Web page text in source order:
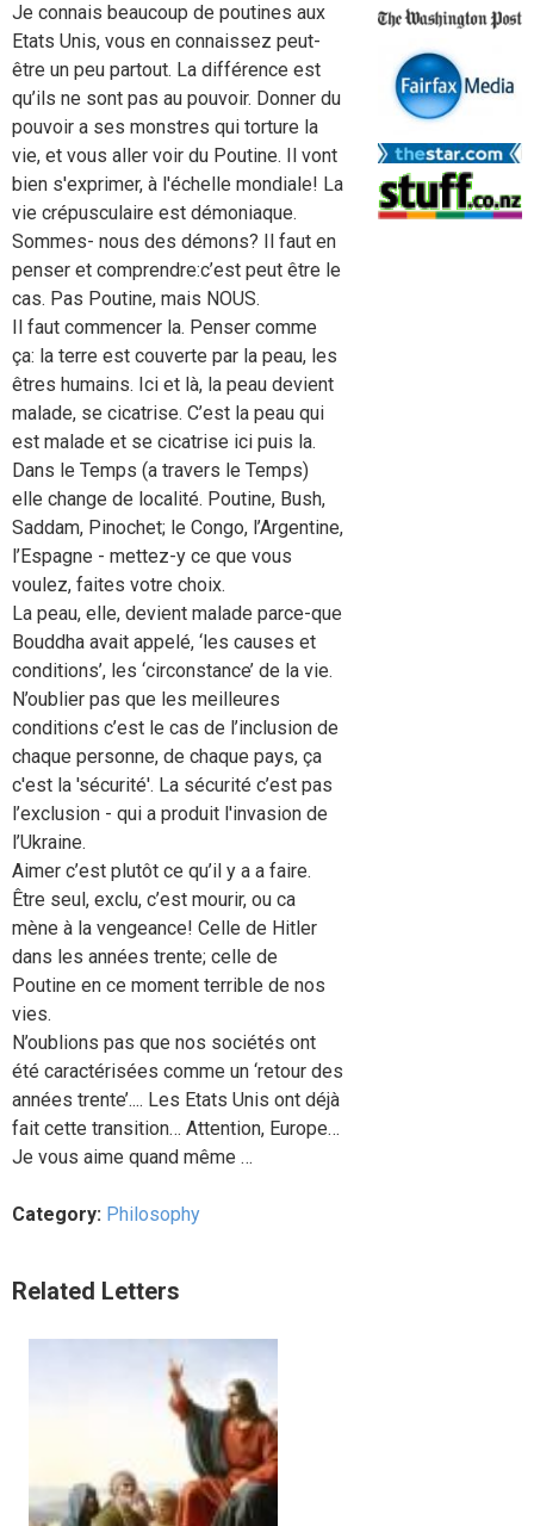
Je connais beaucoup de poutines aux
Etats Unis, vous en connaissez peut-
être un peu partout. La différence est
qu’ils ne sont pas au pouvoir. Donner du
pouvoir a ses monstres qui torture la
vie, et vous aller voir du Poutine. Il vont
bien s'exprimer, à l'échelle mondiale! La
vie crépusculaire est démoniaque.
Sommes- nous des démons? Il faut en
penser et comprendre:c’est peut être le
cas. Pas Poutine, mais NOUS.
Il faut commencer la. Penser comme
ça: la terre est couverte par la peau, les
êtres humains. Ici et là, la peau devient
malade, se cicatrise. C’est la peau qui
est malade et se cicatrise ici puis la.
Dans le Temps (a travers le Temps)
elle change de localité. Poutine, Bush,
Saddam, Pinochet; le Congo, l’Argentine,
l’Espagne - mettez-y ce que vous
voulez, faites votre choix.
La peau, elle, devient malade parce-que
Bouddha avait appelé, ‘les causes et
conditions’, les ‘circonstance’ de la vie.
N’oublier pas que les meilleures
conditions c’est le cas de l’inclusion de
chaque personne, de chaque pays, ça
c'est la 'sécurité'. La sécurité c’est pas
l’exclusion - qui a produit l'invasion de
l’Ukraine.
Aimer c’est plutôt ce qu’il y a a faire.
Être seul, exclu, c’est mourir, ou ca
mène à la vengeance! Celle de Hitler
dans les années trente; celle de
Poutine en ce moment terrible de nos
vies.
N’oublions pas que nos sociétés ont
été caractérisées comme un ‘retour des
années trente’.... Les Etats Unis ont déjà
fait cette transition… Attention, Europe…
Je vous aime quand même …
Category: Philosophy
Related Letters